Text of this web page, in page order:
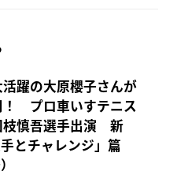
躍の大原櫻子さんが
！ プロ車いすテニス
枝慎吾選手出演 新
とチャレンジ」篇